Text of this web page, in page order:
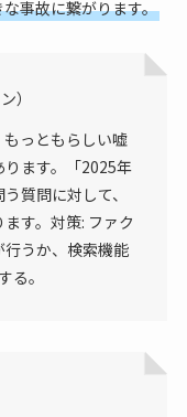
事故に繋がります。
）
っともらしい嘘
ります。「2025年
質問に対して、
す。対策: ファク
行うか、検索機能
。